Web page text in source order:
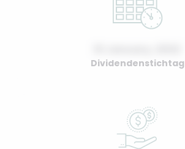
Dividendenstichtag